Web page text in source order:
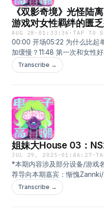
喜了！✔隐藏式管路杀菌，从
避免紫外线直射皮肤从而对
泡脚，DPS 控温技术可以实
创新软胶按摩垫＋古法按摩盘
适度。✔水电分离+高温自动
学用电安全。✔抽拉式无接触
抽拉即可依靠水压快速排水。
水即净，不易残留杂质、细菌
用以下三种方式，获得专属购
接&gt;&gt;&gt;2、复制淘口令
&nbsp;CZ1933、在淘宝搜索
服报暗号“电子高潮”即可获得
家的咪咪倾情出镜↓在小宇宙
Brigade41:00 Ben There，
月球 To The Moon45:20
49:54 THE CORRIDOR（按
极乐迪斯科53:27 Doodle
Daddy：A Dad Dating
神鬼寓言65:13 Glass
Gorogoa 画中世界68:26 Her
78:37 脑叶公司 Lobotomy
Ruina82:09 LiEat83:00 奇异
Meadow 草甸84:50
化危机493:53 The Sexy
&nbsp;Spiritafarer 灵魂摆渡
The Roleplaying
Tower Full of Cats105:10
Undertale105:41 赛博朋克酒
Bartender Action106:32
108:27 艾迪与芬奇的记忆
《双影奇境》光怪陆
游戏对女性羁绊的匮
AUG 28 · 01:33:36 ·TAP TO
00:00 开场05:22 为什么比起
加缓慢？11:48 第一次和女性
了和之前完全不同的快乐体验
卡拒之门外，一怒之下转行游
太多惊喜40:16 反重力关卡——
幻关和奇幻关在设计时侧重点
设计逻辑略显粗糙，编剧似乎
变化的刻画51:30 最后神中神
的一切想象54:45 一些有趣的
的主线是一种恰到好处的丰容
现，瞬间将屏幕前的玩家拉进
的剧本，不啻为本作游戏内容
展的刻板和模式化，仿佛让人
84:06 本作的剧情几乎没见到
Transcribe →
姐妹大House 03：
JUL 29, 2025 · 01:46:27 ·
*本期内容涉及部分设备/游戏
荐导向本期嘉宾：惭愧
们“玩家类型”完全不同的两位
以及新世代主机NS2的话题。
Transcribe →